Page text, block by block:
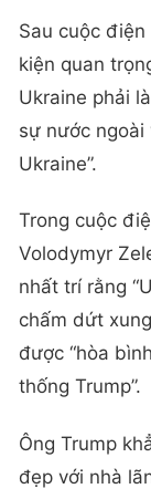
Sau cuộc
kiện quan
Ukraine phải
sự nước
Ukraine”.
Trong cuộc
Volodymyr
nhất trí rằng
chấm dứt
được “hòa
thống Trump”.
Ông Trump
đẹp với nhà